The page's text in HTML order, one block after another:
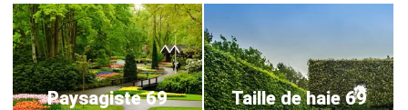
Paysagiste 69 Taille de haie 69